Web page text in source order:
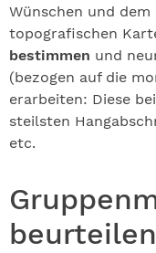
Wünschen und
topografischen
bestimmen und
(bezogen auf die
erarbeiten: Diese
steilsten
etc.
beurteilen